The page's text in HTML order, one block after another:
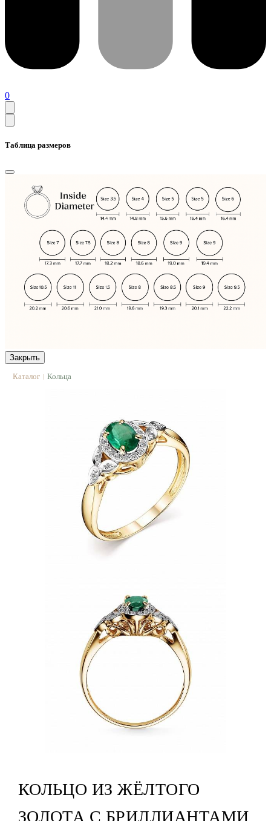
0
Таблица размеров
Закрыть
Каталог | Кольца
КОЛЬЦО ИЗ ЖЁЛТОГО
ЗОЛОТА С БРИЛЛИАНТАМИ